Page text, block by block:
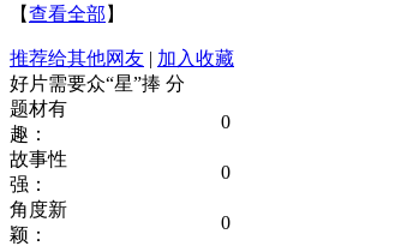
【查看全部 】
推荐给其他网友 | 加入收藏
好片需要众“星”捧 分
题材有
趣：
0
故事性
强：
0
角度新
颖：
0